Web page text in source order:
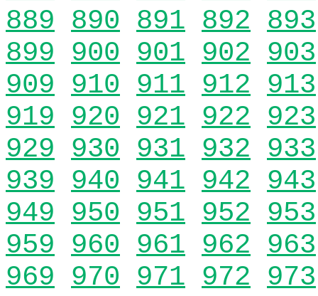
889 890 891 892 893
899 900 901 902 903
909 910 911 912 913
919 920 921 922 923
929 930 931 932 933
939 940 941 942 943
949 950 951 952 953
959 960 961 962 963
969 970 971 972 973